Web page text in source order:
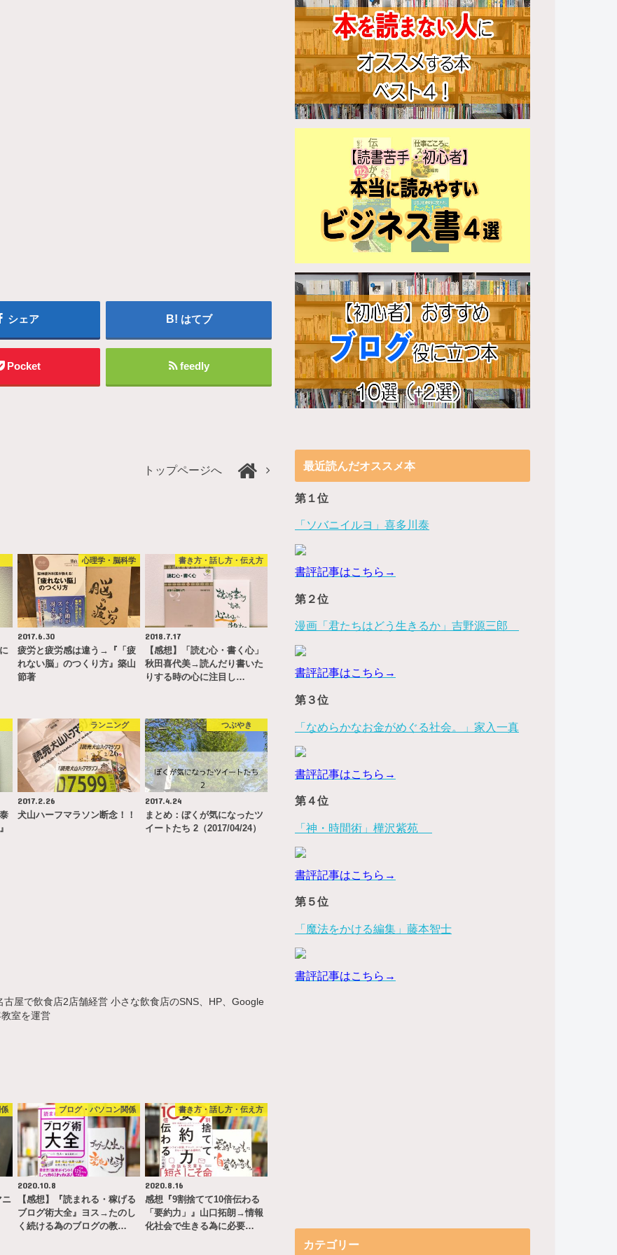
シェア はてブ
Pocket feedly
トップページへ
心理学・脳科学
2017.6.30
疲労と疲労感は違う→『「疲
れない脳」のつくり方』築山
節著
書き方・話し方・伝え方
2018.7.17
【感想】「読む心・書く心」
秋田喜代美→読んだり書いた
りする時の心に注目し…
ランニング
2017.2.26
犬山ハーフマラソン断念！！
つぶやき
2017.4.24
まとめ：ぼくが気になったツ
イートたち 2（2017/04/24）
屋で飲食店2店舗経営 小さな飲食店のSNS、HP、Google
室を運営
ニ
ブログ・パソコン関係
2020.10.8
【感想】『読まれる・稼げる
ブログ術大全』ヨス→たのし
く続ける為のブログの教…
書き方・話し方・伝え方
2020.8.16
感想『9割捨てて10倍伝わる
「要約力」』山口拓朗→情報
化社会で生きる為に必要…
最近読んだオススメ本
第１位
「ソバニイルヨ」喜多川泰
書評記事はこちら→
第２位
漫画「君たちはどう生きるか」吉野源三郎
書評記事はこちら→
第３位
「なめらかなお金がめぐる社会。」家入一真
書評記事はこちら→
第４位
「神・時間術」樺沢紫苑
書評記事はこちら→
第５位
「魔法をかける編集」藤本智士
書評記事はこちら→
カテゴリー